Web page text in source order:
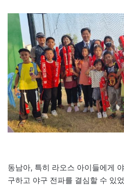
동남아, 특히 라오스 아이들에게
구하고 야구 전파를 결심할 수 있